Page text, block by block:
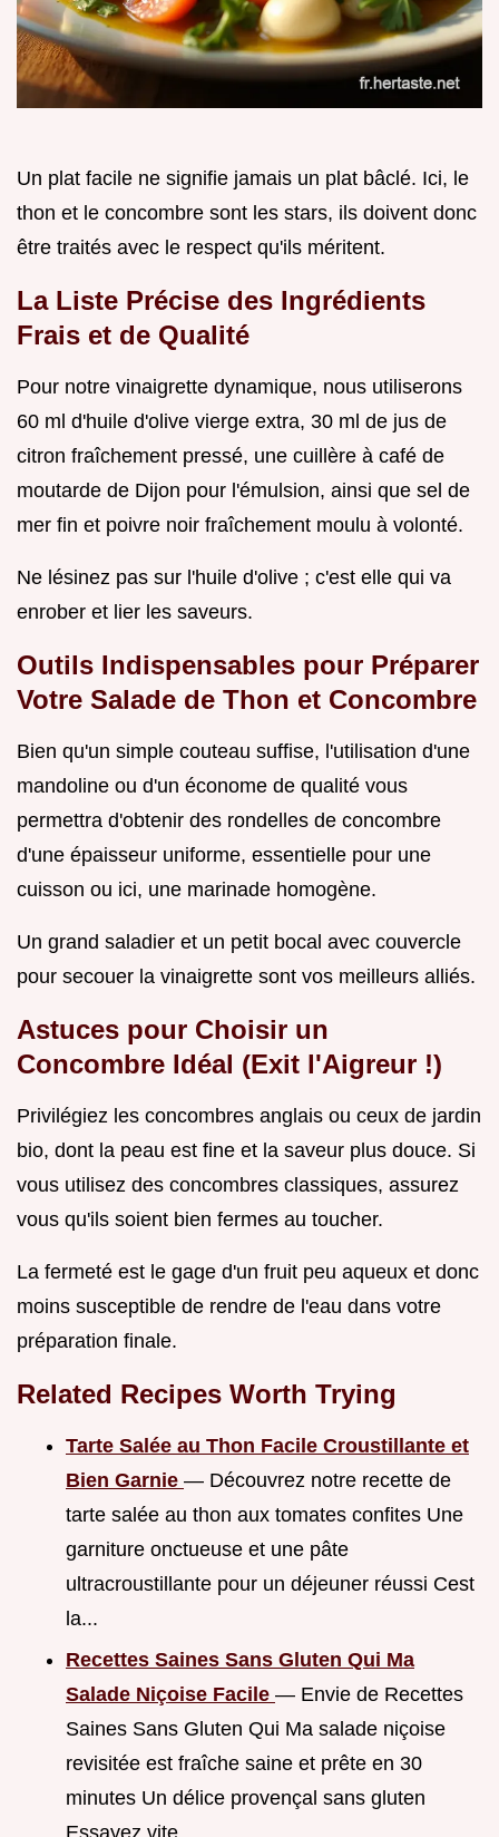
Un plat facile ne signifie jamais un plat bâclé. Ici, le
thon et le concombre sont les stars, ils doivent donc
être traités avec le respect qu'ils méritent.
La Liste Précise des Ingrédients
Frais et de Qualité
Pour notre vinaigrette dynamique, nous utiliserons
60 ml d'huile d'olive vierge extra, 30 ml de jus de
citron fraîchement pressé, une cuillère à café de
moutarde de Dijon pour l'émulsion, ainsi que sel de
mer fin et poivre noir fraîchement moulu à volonté.
Ne lésinez pas sur l'huile d'olive ; c'est elle qui va
enrober et lier les saveurs.
Outils Indispensables pour Préparer
Votre Salade de Thon et Concombre
Bien qu'un simple couteau suffise, l'utilisation d'une
mandoline ou d'un économe de qualité vous
permettra d'obtenir des rondelles de concombre
d'une épaisseur uniforme, essentielle pour une
cuisson ou ici, une marinade homogène.
Un grand saladier et un petit bocal avec couvercle
pour secouer la vinaigrette sont vos meilleurs alliés.
Astuces pour Choisir un
Concombre Idéal (Exit l'Aigreur !)
Privilégiez les concombres anglais ou ceux de jardin
bio, dont la peau est fine et la saveur plus douce. Si
vous utilisez des concombres classiques, assurez
vous qu'ils soient bien fermes au toucher.
La fermeté est le gage d'un fruit peu aqueux et donc
moins susceptible de rendre de l'eau dans votre
préparation finale.
Related Recipes Worth Trying
Tarte Salée au Thon Facile Croustillante et
Bien Garnie — Découvrez notre recette de
tarte salée au thon aux tomates confites Une
garniture onctueuse et une pâte
ultracroustillante pour un déjeuner réussi Cest
la...
Recettes Saines Sans Gluten Qui Ma
Salade Niçoise Facile — Envie de Recettes
Saines Sans Gluten Qui Ma salade niçoise
revisitée est fraîche saine et prête en 30
minutes Un délice provençal sans gluten
Essayez vite